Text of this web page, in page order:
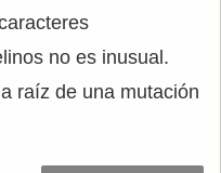
no es inusual.
raíz de una mutación